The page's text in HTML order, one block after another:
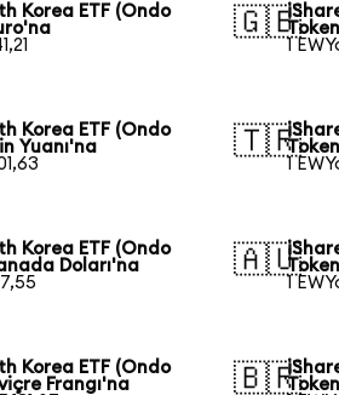
Korea ETF (Ondo
🇬🇧
1
Korea ETF (Ondo
Yuanı'na
🇹🇷
1
Korea ETF (Ondo
Doları'na
🇦🇺
1
Korea ETF (Ondo
Frangı'na
🇧🇷